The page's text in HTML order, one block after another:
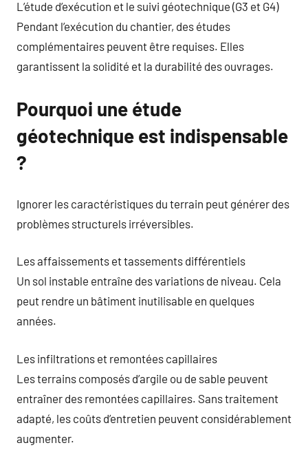
L’étude d’exécution et le suivi géotechnique (G3 et G4)
Pendant l’exécution du chantier, des études
complémentaires peuvent être requises. Elles
garantissent la solidité et la durabilité des ouvrages.
Pourquoi une étude
géotechnique est indispensable
?
Ignorer les caractéristiques du terrain peut générer des
problèmes structurels irréversibles.
Les affaissements et tassements différentiels
Un sol instable entraîne des variations de niveau. Cela
peut rendre un bâtiment inutilisable en quelques
années.
Les infiltrations et remontées capillaires
Les terrains composés d’argile ou de sable peuvent
entraîner des remontées capillaires. Sans traitement
adapté, les coûts d’entretien peuvent considérablement
augmenter.